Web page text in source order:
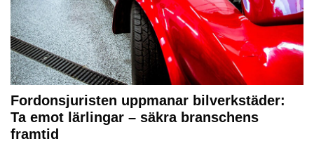
Fordonsjuristen uppmanar bilverkstäder:
Ta emot lärlingar – säkra branschens
framtid